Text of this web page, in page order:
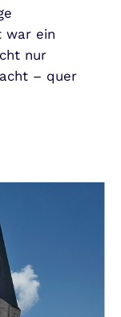
war ein
nur
– quer